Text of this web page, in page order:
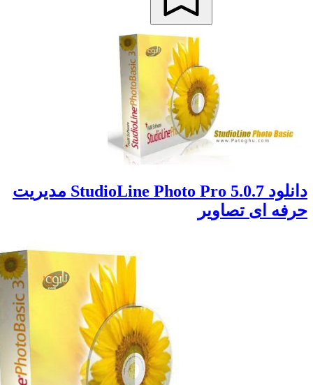
دانلود StudioLine Photo Pro 5.0.7 مدیریت
ای تصاویر